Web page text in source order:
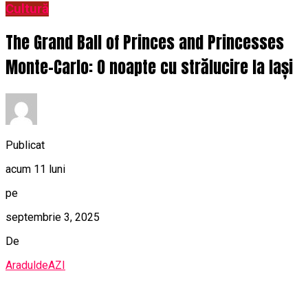
Cultură
The Grand Ball of Princes and Princesses
Monte-Carlo: O noapte cu strălucire la Iași
Publicat
acum 11 luni
pe
septembrie 3, 2025
De
AraduldeAZI